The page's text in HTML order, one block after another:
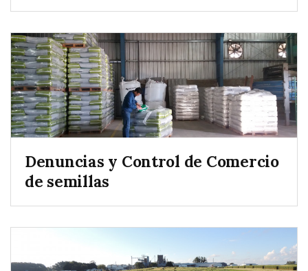
Denuncias y Control de Comercio
de semillas